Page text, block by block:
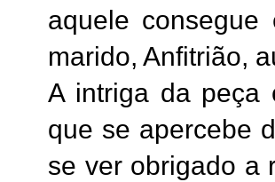
aquele
marido, Anfitrião,
A intriga da peça
que se apercebe
se ver obrigado a